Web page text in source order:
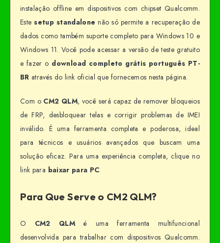
instalação offline em dispositivos com chipset Qualcomm.
Estesetup standalone não só permite a recuperação de
dados como também suporte completo para Windows 10 e
Windows 11. Você pode acessar a versão de teste gratuito
e fazer o download completo grátis português PT-
BR através do link oficial que fornecemos nesta página.
Com o CM2 QLM, você será capaz de remover bloqueios
de FRP, desbloquear telas e corrigir problemas de IMEI
inválido. É uma ferramenta completa e poderosa, ideal
para técnicos e usuários avançados que buscam uma
solução eficaz. Para uma experiência completa, clique no
link para baixar para PC.
Para Que Serve o CM2 QLM?
O CM2 QLM é uma ferramenta multifuncional
desenvolvida para trabalhar com dispositivos Qualcomm.